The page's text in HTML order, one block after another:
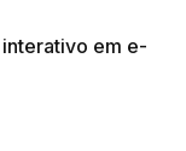
em e-